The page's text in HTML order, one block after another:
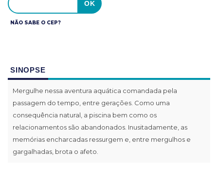
NÃO SABE O CEP?
SINOPSE
Mergulhe nessa aventura aquática comandada pela
passagem do tempo, entre gerações. Como uma
consequência natural, a piscina bem como os
relacionamentos são abandonados. Inusitadamente, as
memórias encharcadas ressurgem e, entre mergulhos e
gargalhadas, brota o afeto.